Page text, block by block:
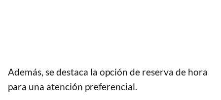
Además, se destaca la opción de reserva de hora
para una atención preferencial.